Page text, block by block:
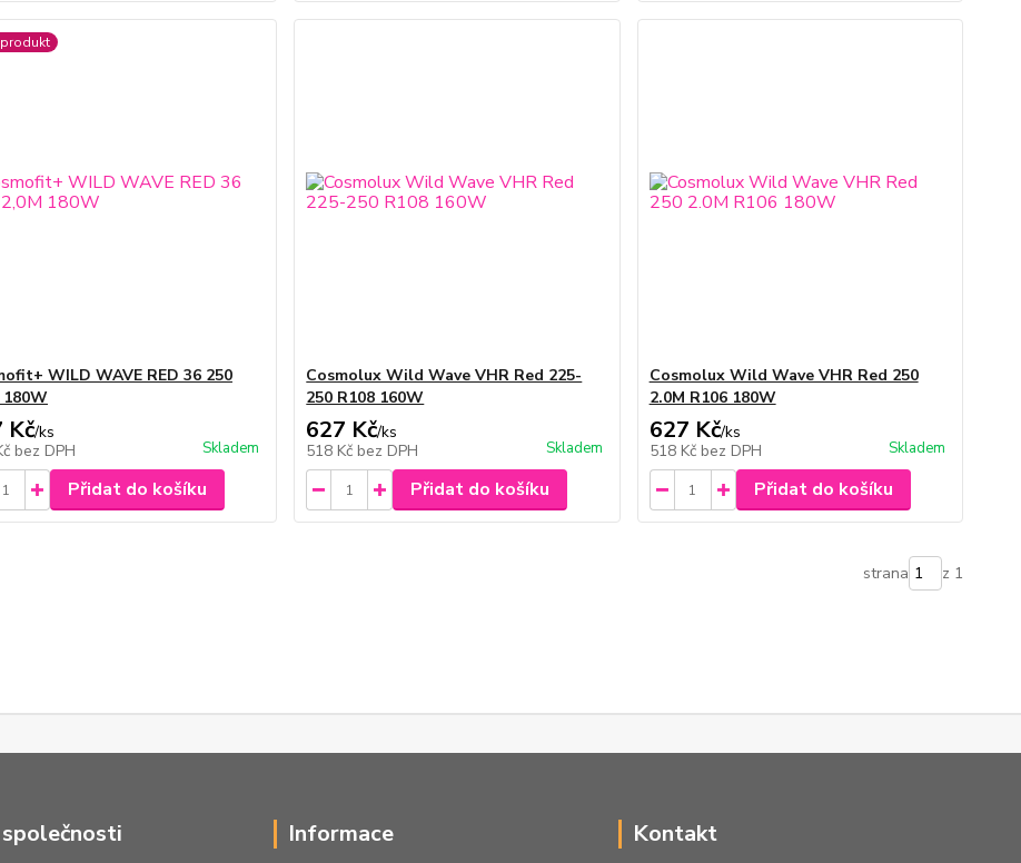
produkt
WILD WAVE RED 36 250
180W
Kč/ks
bez DPH Skladem
Přidat do košíku
Cosmolux Wild Wave VHR Red 225-
250 R108 160W
627 Kč/ks
518 Kč bez DPH Skladem
Přidat do košíku
Cosmolux Wild Wave VHR Red 250
2.0M R106 180W
627 Kč/ks
518 Kč bez DPH Skladem
Přidat do košíku
strana z 1
Informace Kontakt